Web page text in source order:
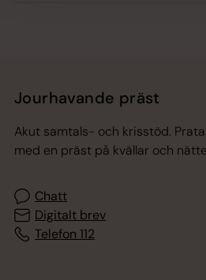
Jourhavande präst
Akut samtals- och krisstöd.
med en präst på kvällar och
Chatt
Digitalt brev
Telefon 112